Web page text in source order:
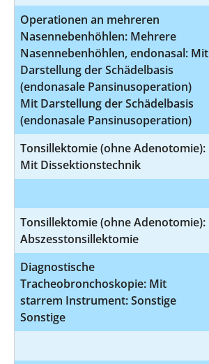
Operationen an mehreren
Nasennebenhöhlen: Mehrere
Nasennebenhöhlen, endonasal: Mit
Darstellung der Schädelbasis
(endonasale Pansinusoperation)
Mit Darstellung der Schädelbasis
(endonasale Pansinusoperation)
Tonsillektomie (ohne Adenotomie):
Mit Dissektionstechnik
Tonsillektomie (ohne Adenotomie):
Abszesstonsillektomie
Diagnostische
Tracheobronchoskopie: Mit
starrem Instrument: Sonstige
Sonstige